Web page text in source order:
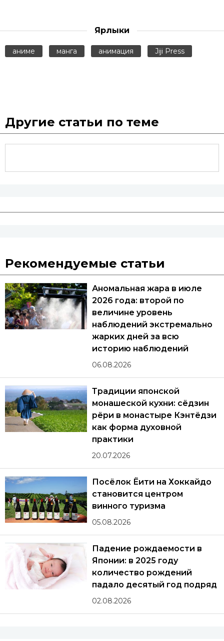
Ярлыки
аниме манга анимация Jiji Press
Другие статьи по теме
Рекомендуемые статьи
Аномальная жара в июле
2026 года: второй по
величине уровень
наблюдений экстремально
жарких дней за всю
историю наблюдений
06.08.2026
Традиции японской
монашеской кухни: сёдзин
рёри в монастыре Кэнтёдзи
как форма духовной
практики
20.07.2026
Посёлок Ёити на Хоккайдо
становится центром
винного туризма
05.08.2026
Падение рождаемости в
Японии: в 2025 году
количество рождений
падало десятый год подряд
02.08.2026